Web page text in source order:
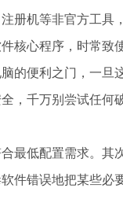
册机等非官方工具
核心程序，时常致
的便利之门，一旦
，千万别尝试任何
最低配置需求。其
件错误地把某些必